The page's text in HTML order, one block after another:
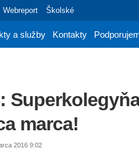
Webreport Školské
a služby Kontakty
marca!
2016 9:02